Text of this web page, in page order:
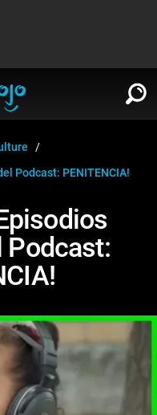
Podcast: PENITENCIA!
Podcast: